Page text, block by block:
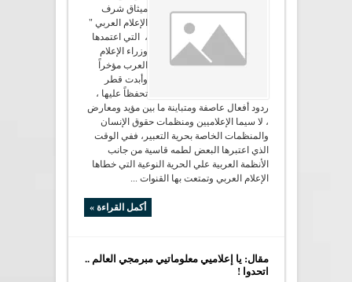
ميثاق شرف
الإعلام العربي "
، التي اعتمدها
وزراء الإعلام
العرب مؤخراً
وأبدت قطر
تحفظاً عليها ،
ردود أفعال عاصفة ومتباينة ما بين مؤيد ومعارض
، لا سيما الإعلاميين ومنظمات حقوق الإنسان
والمنظمات الخاصة بحرية التعبير، ففي الوقت
الذي اعتبرها البعض لطمه قاسية من جانب
الأنظمة العربية علي الحرية النوعية التي خطاها
الإعلام العربي وتمتعت بها القنوات ...
أكمل القراءة »
مقال: يا إعلاميي معلوماتيي مبرمجي العالم ..
اتحدوا !